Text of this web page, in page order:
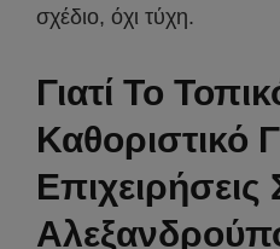
σχέδιο, όχι τύχη.
Γιατί Το
Καθοριστικό
Επιχειρήσεις